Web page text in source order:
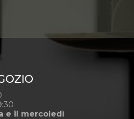
e il mercoledì